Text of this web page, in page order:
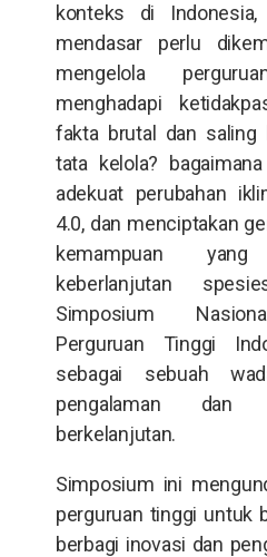
konteks di Indonesia,
mendasar perlu
mengelola
menghadapi
fakta brutal dan saling
tata kelola?
adekuat perubahan
4.0, dan menciptakan
kemampuan
keberlanjutan
Simposium
Perguruan Tinggi
sebagai sebuah
pengalaman dan
berkelanjutan.
Simposium ini
perguruan tinggi untuk
berbagi inovasi dan